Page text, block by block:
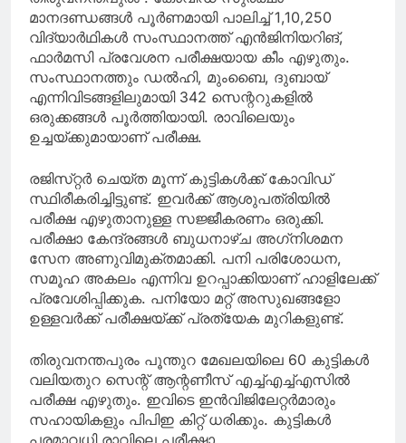
മാനദണ്ഡങ്ങൾ പൂർണമായി പാലിച്ച്‌ 1,10,250
വിദ്യാർഥികൾ സംസ്ഥാനത്ത്‌ എൻജിനിയറിങ്,
ഫാർമസി പ്രവേശന പരീക്ഷയായ കീം എഴുതും.
സംസ്ഥാനത്തും ഡൽഹി, മുംബൈ, ദുബായ്
എന്നിവിടങ്ങളിലുമായി 342 സെന്ററുകളിൽ
ഒരുക്കങ്ങൾ പൂർത്തിയായി. രാവിലെയും
ഉച്ചയ്‌ക്കുമായാണ്‌ പരീക്ഷ.
രജിസ്‌റ്റർ ചെയ്‌ത മൂന്ന്‌ കുട്ടികൾക്ക്‌ കോവിഡ്‌
സ്ഥിരീകരിച്ചിട്ടുണ്ട്‌. ഇവർക്ക് ആശുപത്രിയിൽ
പരീക്ഷ എഴുതാനുള്ള സജ്ജീകരണം ഒരുക്കി‌.
പരീക്ഷാ കേന്ദ്രങ്ങൾ ബുധനാഴ്‌ച അഗ്‌നിശമന
സേന അണുവിമുക്തമാക്കി. പനി പരിശോധന,
സമൂഹ അകലം എന്നിവ ഉറപ്പാക്കിയാണ്‌ ഹാളിലേക്ക്‌
പ്രവേശിപ്പിക്കുക. പനിയോ മറ്റ്‌ അസുഖങ്ങളോ
ഉള്ളവർക്ക്‌ പരീക്ഷയ്‌ക്ക്‌ പ്രത്യേക മുറികളുണ്ട്‌.
തിരുവനന്തപുരം പൂന്തുറ മേഖലയിലെ 60 കുട്ടികൾ
വലിയതുറ സെന്റ്‌ ആന്റണീസ്‌ എച്ച്എച്ച്എസിൽ
പരീക്ഷ എഴുതും. ഇവിടെ ഇൻവിജിലേറ്റർമാരും
സഹായികളും പിപിഇ കിറ്റ്‌ ധരിക്കും. കുട്ടികൾ
പരമാവധി രാവിലെ പരീക്ഷാ